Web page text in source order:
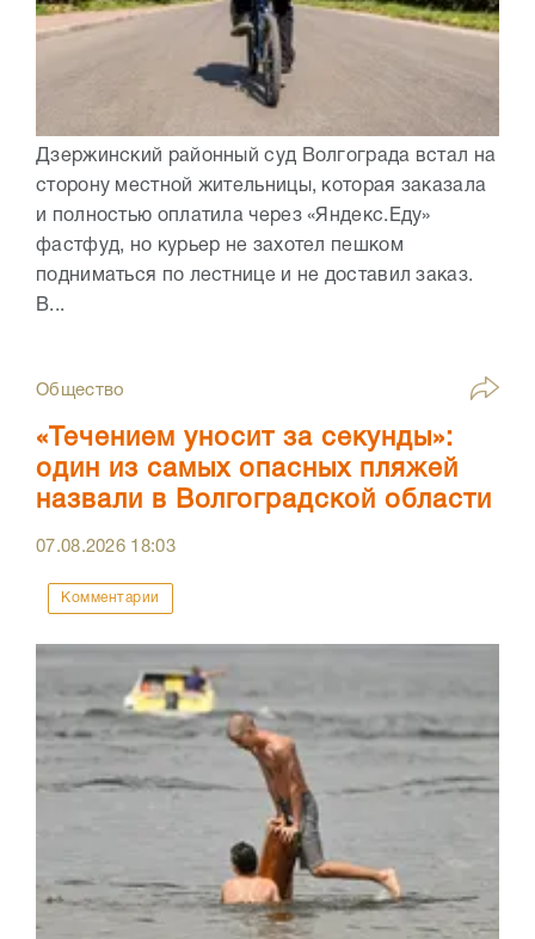
Дзержинский районный суд Волгограда встал на
сторону местной жительницы, которая заказала
и полностью оплатила через «Яндекс.Еду»
фастфуд, но курьер не захотел пешком
подниматься по лестнице и не доставил заказ.
В...
Общество
«Течением уносит за секунды»:
один из самых опасных пляжей
назвали в Волгоградской области
07.08.2026 18:03
Комментарии